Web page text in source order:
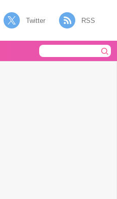
Twitter RSS